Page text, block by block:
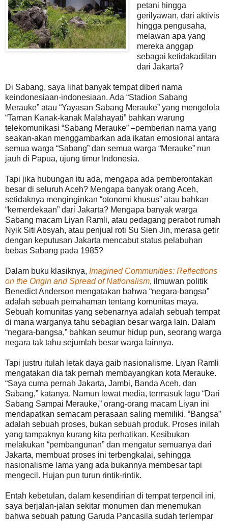
petani hingga
gerilyawan, dari aktivis
hingga pengusaha,
melawan apa yang
mereka anggap
sebagai ketidakadilan
dari Jakarta?
Di Sabang, saya lihat banyak tempat diberi nama
keindonesiaan-indonesiaan. Ada “Stadion Sabang
Merauke” atau “Yayasan Sabang Merauke” yang mengelola
“Taman Kanak-kanak Malahayati” bahkan warung
telekomunikasi “Sabang Merauke” –pemberian nama yang
seakan-akan menggambarkan ada ikatan emosional antara
semua warga “Sabang” dan semua warga “Merauke” nun
jauh di Papua, ujung timur Indonesia.
Tapi jika hubungan itu ada, mengapa ada pemberontakan
besar di seluruh Aceh? Mengapa banyak orang Aceh,
setidaknya menginginkan “otonomi khusus” atau bahkan
“kemerdekaan” dari Jakarta? Mengapa banyak warga
Sabang macam Liyan Ramli, atau pedagang perabot rumah
Nyik Siti Absyah, atau penjual roti Su Sien Jin, merasa getir
dengan keputusan Jakarta mencabut status pelabuhan
bebas Sabang pada 1985?
Dalam buku klasiknya, Imagined Communities: Reflections
on the Origin and Spread of Nationalism, ilmuwan politik
Benedict Anderson mengatakan bahwa “negara-bangsa”
adalah sebuah pemahaman tentang komunitas maya.
Sebuah komunitas yang sebenarnya adalah sebuah tempat
di mana warganya tahu sebagian besar warga lain. Dalam
“negara-bangsa,” bahkan seumur hidup pun, seorang warga
negara tak tahu sejumlah besar warga lainnya.
Tapi justru itulah letak daya gaib nasionalisme. Liyan Ramli
mengatakan dia tak pernah membayangkan kota Merauke.
“Saya cuma pernah Jakarta, Jambi, Banda Aceh, dan
Sabang,” katanya. Namun lewat media, termasuk lagu “Dari
Sabang Sampai Merauke,” orang-orang macam Liyan ini
mendapatkan semacam perasaan saling memiliki. “Bangsa”
adalah sebuah proses, bukan sebuah produk. Proses inilah
yang tampaknya kurang kita perhatikan. Kesibukan
melakukan “pembangunan” dan mengatur semuanya dari
Jakarta, membuat proses ini terbengkalai, sehingga
nasionalisme lama yang ada bukannya membesar tapi
mengecil. Hujan pun turun rintik-rintik.
Entah kebetulan, dalam kesendirian di tempat terpencil ini,
saya berjalan-jalan sekitar monumen dan menemukan
bahwa sebuah patung Garuda Pancasila sudah terlempar